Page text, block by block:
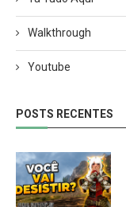
Walkthrough
Youtube
POSTS RECENTES